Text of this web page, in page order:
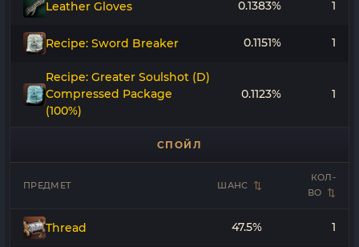
Leather Gloves 0.1383% 1
Recipe: Sword Breaker 0.1151% 1
Recipe: Greater Soulshot (D)
Compressed Package
(100%)
0.1123% 1
СПОЙЛ
ПРЕДМЕТ ШАНС
КОЛ-
ВО
Thread 47.5% 1